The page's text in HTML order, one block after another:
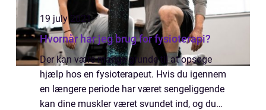
19 july 2021
Hvornår har jeg brug for fysioterapi?
Der kan være mange grunde til at opsøge
hjælp hos en fysioterapeut. Hvis du igennem
en længere periode har været sengeliggende
kan dine muskler været svundet ind, og du